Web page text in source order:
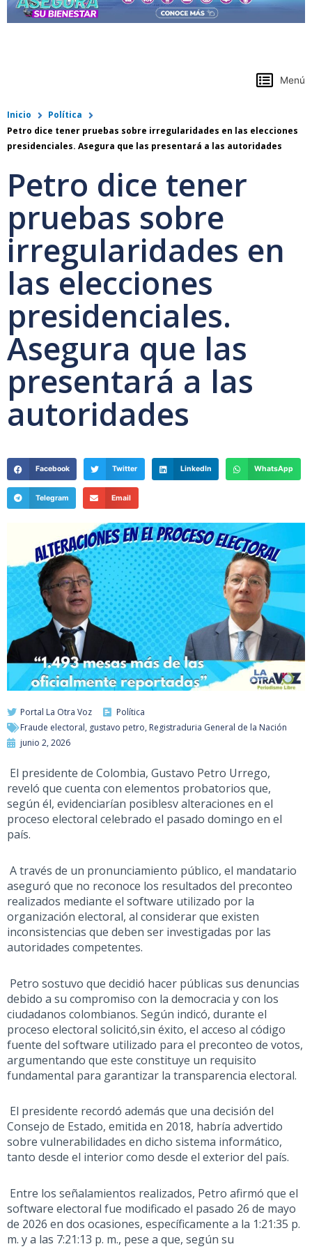
Menú
Inicio
Política
Petro dice tener pruebas sobre irregularidades en las elecciones
presidenciales. Asegura que las presentará a las autoridades
Petro dice tener
pruebas sobre
irregularidades en
las elecciones
presidenciales.
Asegura que las
presentará a las
autoridades
Facebook Twitter LinkedIn WhatsApp
Telegram Email
Portal La Otra Voz
Política
Fraude electoral, gustavo petro, Registraduria General de la Nación
junio 2, 2026
El presidente de Colombia, Gustavo Petro Urrego,
reveló que cuenta con elementos probatorios que,
según él, evidenciarían posiblesvalteraciones en el
proceso electoral celebrado el pasado domingo en el
país.
A través de un pronunciamiento público, el mandatario
aseguró que no reconoce los resultados del preconteo
realizados mediante el software utilizado por la
organización electoral, al considerar que existen
inconsistencias que deben ser investigadas por las
autoridades competentes.
Petro sostuvo que decidió hacer públicas sus denuncias
debido a su compromiso con la democracia y con los
ciudadanos colombianos. Según indicó, durante el
proceso electoral solicitó,sin éxito, el acceso al código
fuente del software utilizado para el preconteo de votos,
argumentando que este constituye un requisito
fundamental para garantizar la transparencia electoral.
El presidente recordó además que una decisión del
Consejo de Estado, emitida en 2018, habría advertido
sobre vulnerabilidades en dicho sistema informático,
tanto desde el interior como desde el exteriordel país.
Entre los señalamientos realizados, Petro afirmó que el
software electoral fue modificado el pasado 26 de mayo
de 2026 en dos ocasiones, específicamente a la 1:21:35 p.
m. y a las 7:21:13 p. m., pese a que, según su